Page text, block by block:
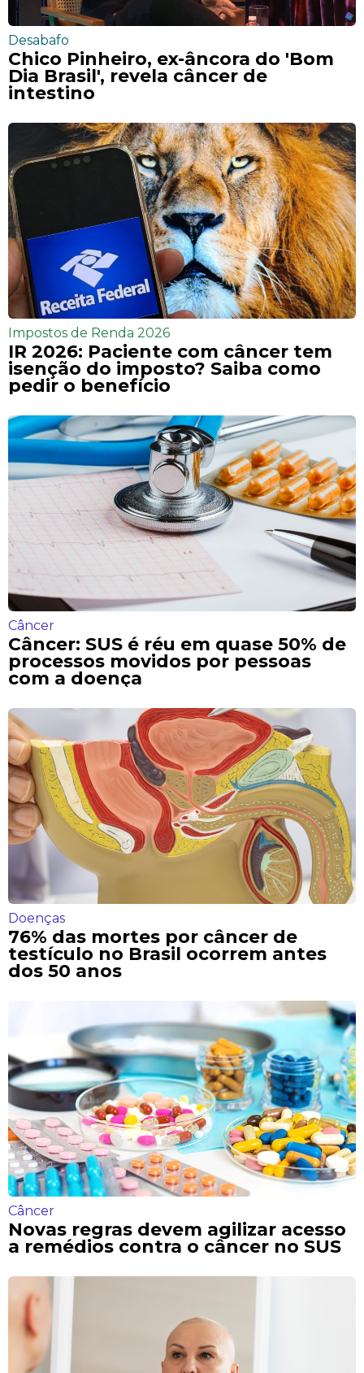
Desabafo
Chico Pinheiro, ex-âncora do 'Bom
Dia Brasil', revela câncer de
intestino
Impostos de Renda 2026
IR 2026: Paciente com câncer tem
isenção do imposto? Saiba como
pedir o benefício
Câncer
Câncer: SUS é réu em quase 50% de
processos movidos por pessoas
com a doença
Doenças
76% das mortes por câncer de
testículo no Brasil ocorrem antes
dos 50 anos
Câncer
Novas regras devem agilizar acesso
a remédios contra o câncer no SUS